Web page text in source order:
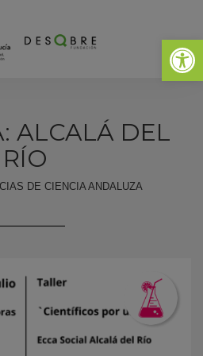
Abrir
ALCALÁ DEL
RÍO
DE CIENCIA ANDALUZA